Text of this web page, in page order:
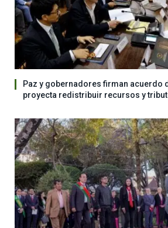
Paz y gobernadores firman acuerdo
proyecta redistribuir recursos y